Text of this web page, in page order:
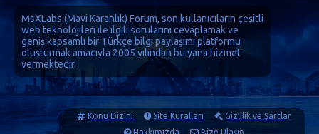
MsXLabs (Mavi Karanlık) Forum, son kullanıcıların çeşitli
web teknolojileri ile ilgili sorularını cevaplamak ve
geniş kapsamlı bir Türkçe bilgi paylaşımı platformu
oluşturmak amacıyla 2005 yılından bu yana hizmet
vermektedir.
Konu Dizini Site Kuralları
Gizlilik ve Şartlar